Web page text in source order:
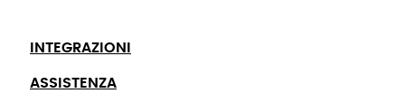
INTEGRAZIONI
ASSISTENZA